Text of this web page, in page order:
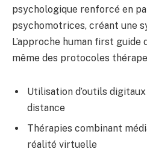
psychologique renforcé en
psychomotrices, créant une
L’approche human first
même des protocoles
Utilisation d’outils
distance
Thérapies combinant
réalité virtuelle